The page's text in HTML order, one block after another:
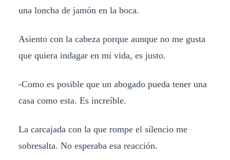
una loncha de jamón en la boca.
Asiento con la cabeza porque aunque no me gusta
que quiera indagar en mi vida, es justo.
-Como es posible que un abogado pueda tener una
casa como esta. Es increíble.
La carcajada con la que rompe el silencio me
sobresalta. No esperaba esa reacción.